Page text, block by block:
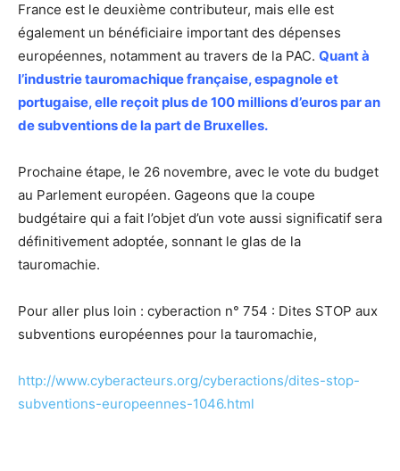
France est le deuxième contributeur, mais elle est
également un bénéficiaire important des dépenses
européennes, notamment au travers de la PAC. Quant à
l’industrie tauromachique française, espagnole et
portugaise, elle reçoit plus de 100 millions d’euros par an
de subventions de la part de Bruxelles.
Prochaine étape, le 26 novembre, avec le vote du budget
au Parlement européen. Gageons que la coupe
budgétaire qui a fait l’objet d’un vote aussi significatif sera
définitivement adoptée, sonnant le glas de la
tauromachie.
Pour aller plus loin : cyberaction n° 754 : Dites STOP aux
subventions européennes pour la tauromachie,
http://www.cyberacteurs.org/cyberactions/dites-stop-
subventions-europeennes-1046.html